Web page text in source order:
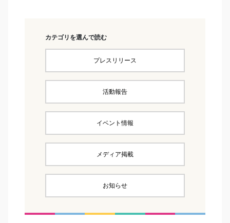
カテゴリを選んで読む
プレスリリース
活動報告
イベント情報
メディア掲載
お知らせ